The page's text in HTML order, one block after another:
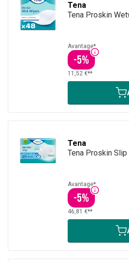
Tena
Tena Proskin
Avantage*
-5%
11,52 €**
Tena
Tena Proskin
Avantage*
-5%
46,81 €**